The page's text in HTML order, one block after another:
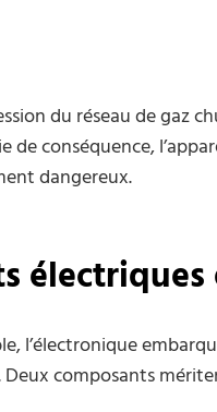
du réseau de gaz
de conséquence,
dangereux.
l’électronique
composants